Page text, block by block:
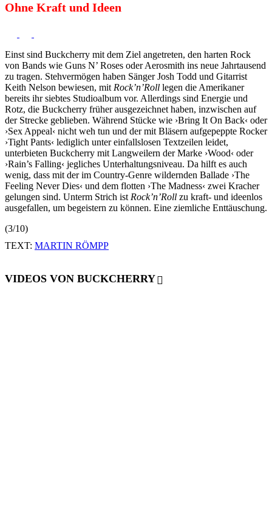
Ohne Kraft und Ideen
Einst sind Buckcherry mit dem Ziel angetreten, den harten Rock
von Bands wie Guns N’ Roses oder Aerosmith ins neue Jahrtausend
zu tragen. Stehvermögen haben Sänger Josh Todd und Gitarrist
Keith Nelson bewiesen, mit Rock’n’Roll legen die Amerikaner
bereits ihr siebtes Studioalbum vor. Allerdings sind Energie und
Rotz, die Buckcherry früher ausgezeichnet haben, inzwischen auf
der Strecke geblieben. Während Stücke wie ›Bring It On Back‹ oder
›Sex Appeal‹ nicht weh tun und der mit Bläsern aufgepeppte Rocker
›Tight Pants‹ lediglich unter einfallslosen Textzeilen leidet,
unterbieten Buckcherry mit Langweilern der Marke ›Wood‹ oder
›Rain’s Falling‹ jegliches Unterhaltungsniveau. Da hilft es auch
wenig, dass mit der im Country-Genre wildernden Ballade ›The
Feeling Never Dies‹ und dem flotten ›The Madness‹ zwei Kracher
gelungen sind. Unterm Strich ist Rock’n’Roll zu kraft- und ideenlos
ausgefallen, um begeistern zu können. Eine ziemliche Enttäuschung.
(3/10)
TEXT: MARTIN RÖMPP
VIDEOS VON BUCKCHERRY